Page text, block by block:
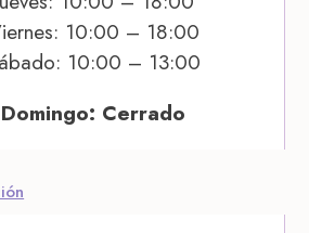
10:00 – 18:00
10:00 – 13:00
Domingo: Cerrado